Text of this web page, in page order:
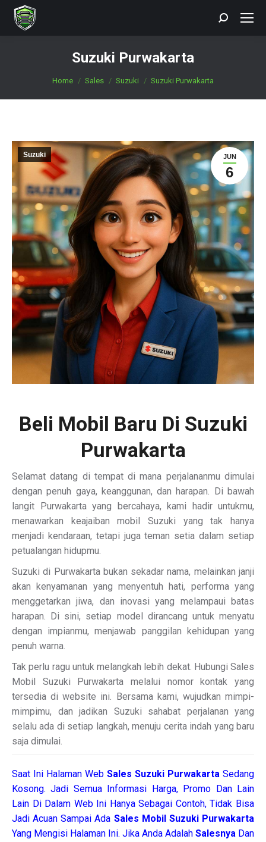
Search:
Suzuki Purwakarta
You are here:
Home Sales Suzuki Suzuki Purwakarta
JUN
6
Suzuki
Beli Mobil Baru Di Suzuki
Purwakarta
Selamat datang di tempat di mana perjalananmu dimulai
dengan penuh gaya, keanggunan, dan harapan. Di bawah
langit Purwakarta yang bercahaya, kami hadir untukmu,
menawarkan keajaiban mobil Suzuki yang tak hanya
menjadi kendaraan, tetapi juga teman setia dalam setiap
petualangan hidupmu.
Suzuki di Purwakarta bukan sekadar nama, melainkan janji
akan kenyamanan yang menyentuh hati, performa yang
menggetarkan jiwa, dan inovasi yang melampaui batas
harapan. Di sini, setiap model dirancang untuk menyatu
dengan impianmu, menjawab panggilan kehidupan yang
penuh warna.
Tak perlu ragu untuk melangkah lebih dekat. Hubungi Sales
Mobil Suzuki Purwakarta melalui nomor kontak yang
tersedia di website ini. Bersama kami, wujudkan mimpi-
mimpimu, dan jadikan Suzuki sahabat perjalanan yang
selalu ada di setiap langkah, menuju cerita indah yang baru
saja dimulai.
Saat Ini Halaman Web Sales Suzuki Purwakarta Sedang
Kosong. Jadi Semua Informasi Harga, Promo Dan Lain
Lain Di Dalam Web Ini Hanya Sebagai Contoh, Tidak Bisa
Jadi Acuan Sampai Ada Sales Mobil Suzuki Purwakarta
Yang Mengisi Halaman Ini. Jika Anda Adalah Salesnya Dan